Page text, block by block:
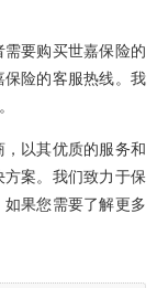
要购买世嘉保险的
险的客服热线。我
以其优质的服务和
案。我们致力于保
果您需要了解更多